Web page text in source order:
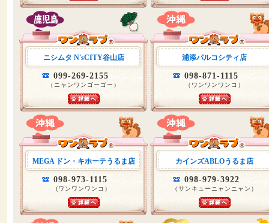
ニシムタ N'sCITY谷山店
099-269-2155
（ニャンワンゴーゴー）
浦添パルコシティ店
098-871-1115
（ワンワンワンコ）
MEGA ドン・キホーテうるま店
098-973-1115
(ワンワンワンコ）
カインズABLOうるま店
098-979-3922
（サンキューニャンニャン）